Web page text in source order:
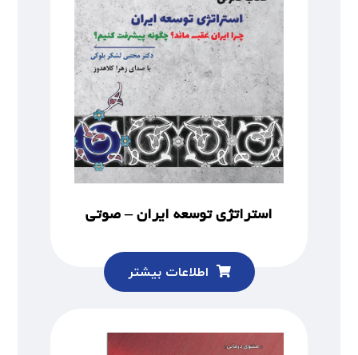
استراتژی توسعه ایران – صوتی
اطلاعات بیشتر